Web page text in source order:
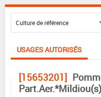
USAGES AUTORISÉS
[15653201]
Part.Aer.*Mildiou(s)